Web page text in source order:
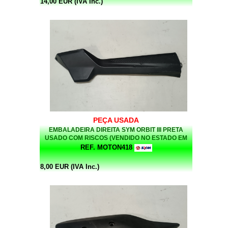
PEÇA USADA
EMBALADEIRA DIREITA SYM ORBIT III PRETA
USADO COM RISCOS (VENDIDO NO ESTADO EM
QUE SE ENCONTRA)
REF. MOTON418
8,00 EUR (IVA Inc.)